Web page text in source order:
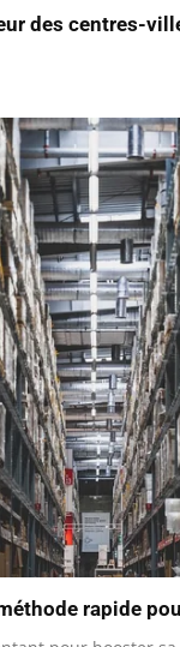
des centres-
rapide